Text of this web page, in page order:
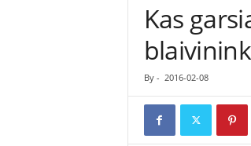
Kas
By - 2016-02-08